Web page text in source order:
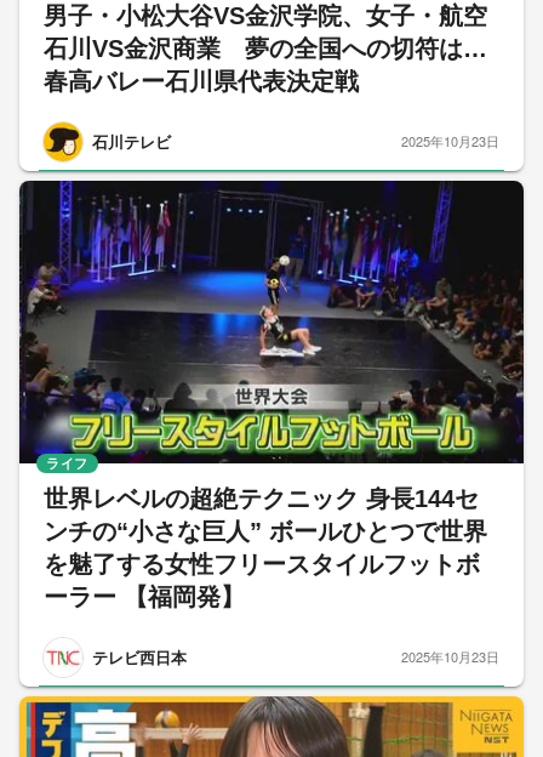
男子・小松大谷VS金沢学院、女子・航空
石川VS金沢商業 夢の全国への切符は…
春高バレー石川県代表決定戦
石川テレビ 2025年10月23日
世界レベルの超絶テクニック 身長144セ
ンチの“小さな巨人” ボールひとつで世界
を魅了する女性フリースタイルフットボ
ーラー 【福岡発】
テレビ西日本
ライフ
2025年10月23日